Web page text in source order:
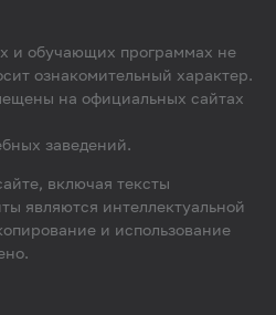
и обучающих программах не
ознакомительный характер.
на официальных сайтах
заведений.
включая тексты
являются интеллектуальной
и использование